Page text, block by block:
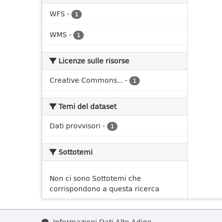
WFS - 1
WMS - 1
Licenze sulle risorse
Creative Commons... - 1
Temi del dataset
Dati provvisori - 1
Sottotemi
Non ci sono Sottotemi che
corrispondono a questa ricerca